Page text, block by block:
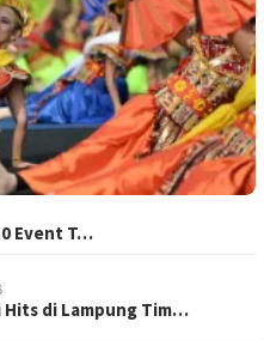
Event T…
Hits di Lampung Tim…